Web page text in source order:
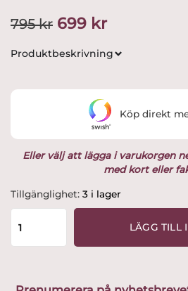
795kr Det
ursprungliga
795 kr.
699 krDet
nuvarande
är:
699 kr.
Produktbeskrivning
Eller välj att lägga i varukorgen
med kort eller
Tillgänglighet: 3 i lager
Kosta
Boda
LÄGG TILL
Köp direkt